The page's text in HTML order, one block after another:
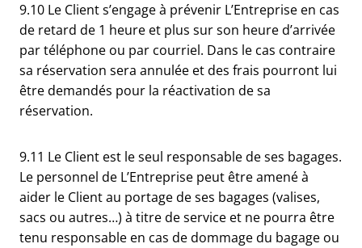
9.10 Le Client s’engage à prévenir L’Entreprise en cas
de retard de 1 heure et plus sur son heure d’arrivée
par téléphone ou par courriel. Dans le cas contraire
sa réservation sera annulée et des frais pourront lui
être demandés pour la réactivation de sa
réservation.
9.11 Le Client est le seul responsable de ses bagages.
Le personnel de L’Entreprise peut être amené à
aider le Client au portage de ses bagages (valises,
sacs ou autres…) à titre de service et ne pourra être
tenu responsable en cas de dommage du bagage ou